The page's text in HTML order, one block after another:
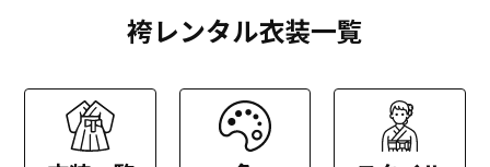
袴レンタル衣装一覧